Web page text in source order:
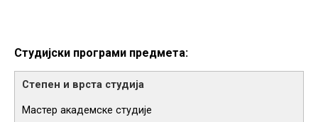
Студијски програми предмета:
Мастер академске студије